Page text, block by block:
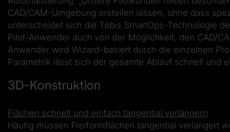
CAD/CAM-Umgebung erstellen lassen, ohne dass
unterscheidet sich die Tebis SmartOps-Technologie
Pilot-Anwender auch von der Möglichkeit, den CAD/
Anwender wird Wizard-basiert durch die einzelnen
Parametrik lässt sich der gesamte Ablauf schnell und
3D-Konstruktion
Flächen schnell und einfach tangential verlängern
Häufig müssen Freiformflächen tangential verlängert